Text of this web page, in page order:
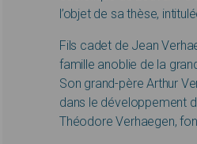
l’objet de sa thèse,
Fils cadet de Jean
famille anoblie de la
Son grand-père Arthur
dans le développement
Théodore Verhaegen,